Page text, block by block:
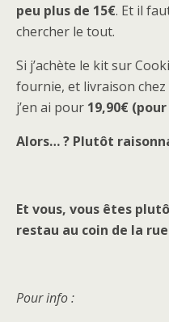
peu plus de 15€. Et il
chercher le tout.
Si j’achète le kit sur
fournie, et livraison chez
j’en ai pour 19,90€
Alors… ? Plutôt
Et vous, vous êtes
restau au coin de la
Pour info :